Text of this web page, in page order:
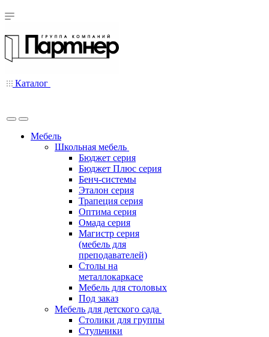
Каталог
Мебель
Школьная мебель
Бюджет серия
Бюджет Плюс серия
Бенч-системы
Эталон серия
Трапеция серия
Оптима серия
Омада серия
Магистр серия
(мебель для
преподавателей)
Столы на
металлокаркасе
Мебель для столовых
Под заказ
Мебель для детского сада
Столики для группы
Стульчики